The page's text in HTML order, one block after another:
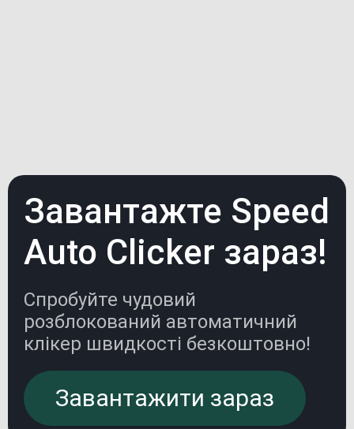
Завантажте Speed
Auto Clicker зараз!
Спробуйте чудовий
розблокований автоматичний
клікер швидкості безкоштовно!
Завантажити зараз